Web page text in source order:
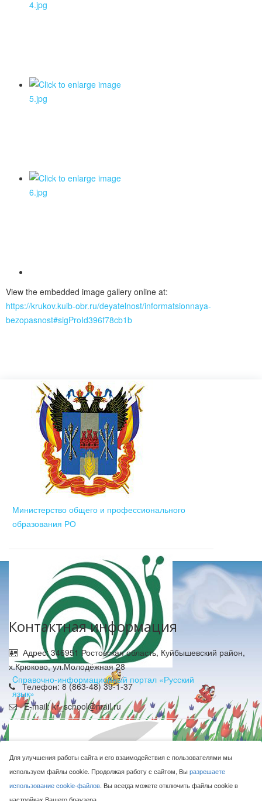
View the embedded image gallery online at:
https://krukov.kuib-obr.ru/deyatelnost/informatsionnaya-
bezopasnost#sigProId396f78cb1b
Министерство общего и профессионального
образования РО
Cправочно-информационный портал «Русский
язык»
Контактная информация
Адрес: 346951 Ростовская область, Куйбышевский район,
х.Крюково, ул.Молодёжная 28
Телефон: 8 (863-48) 39-1-37
E-mail: kr_school@mail.ru
МБОУ Крюковская СОШ © 2016-2026
Для улучшения работы сайта и его взаимодействия с пользователями мы
используем файлы cookie. Продолжая работу с сайтом, Выразрешаете
использование cookie-файлов. Вы всегда можете отключить файлы cookie в